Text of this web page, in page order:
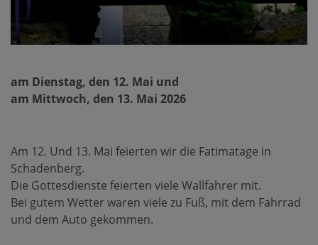
am Dienstag, den 12. Mai und
am Mittwoch, den 13. Mai 2026
Am 12. Und 13. Mai feierten wir die Fatimatage in
Schadenberg.
Die Gottesdienste feierten viele Wallfahrer mit.
Bei gutem Wetter waren viele zu Fuß, mit dem Fahrrad
und dem Auto gekommen.